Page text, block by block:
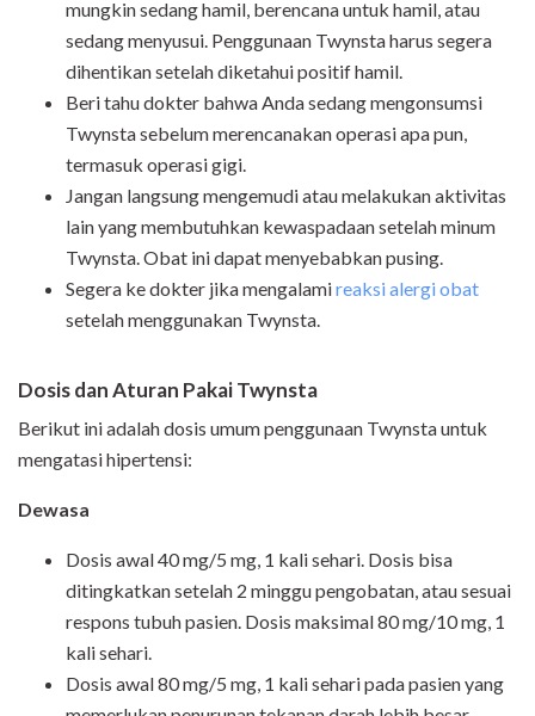
mungkin sedang hamil, berencana untuk hamil, atau
sedang menyusui. Penggunaan Twynsta harus segera
dihentikan setelah diketahui positif hamil.
Beri tahu dokter bahwa Anda sedang mengonsumsi
Twynsta sebelum merencanakan operasi apa pun,
termasuk operasi gigi.
Jangan langsung mengemudi atau melakukan aktivitas
lain yang membutuhkan kewaspadaan setelah minum
Twynsta. Obat ini dapat menyebabkan pusing.
Segera ke dokter jika mengalamireaksi alergi obat
setelah menggunakan Twynsta.
Dosis dan Aturan Pakai Twynsta
Berikut ini adalah dosis umum penggunaan Twynsta untuk
mengatasi hipertensi:
Dewasa
Dosis awal 40 mg/5 mg, 1 kali sehari. Dosis bisa
ditingkatkan setelah 2 minggu pengobatan, atau sesuai
respons tubuh pasien. Dosis maksimal 80 mg/10 mg, 1
kali sehari.
Dosis awal 80 mg/5 mg, 1 kali sehari pada pasien yang